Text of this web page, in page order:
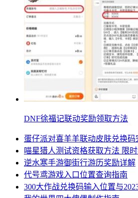
DNF徐福记联动奖励领取方法
蛋仔派对喜羊羊联动皮肤兑换码
喵星猎人测试资格获取方法 限
逆水寒手游御街行游历奖励详解
代号鸢游戏入口位置查询指南
300大作战兑换码输入位置与